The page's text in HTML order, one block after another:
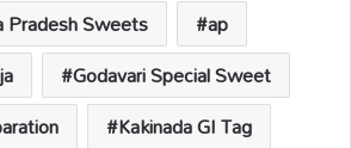
n
k
s
Pradesh Sweets
ap
Godavari Special Sweet
Kakinada GI Tag